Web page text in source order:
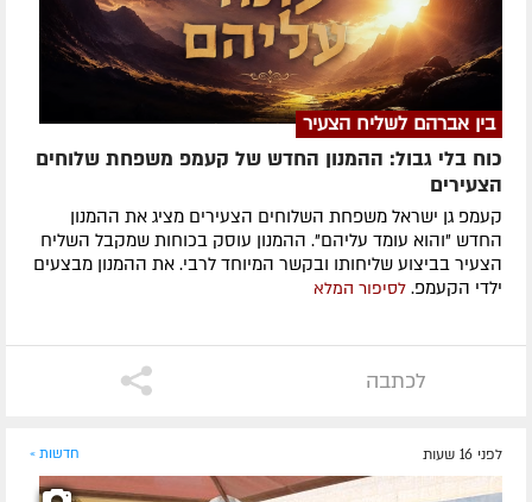
בין אברהם לשליח הצעיר
כוח בלי גבול: ההמנון החדש של קעמפ משפחת שלוחים
הצעירים
קעמפ גן ישראל משפחת השלוחים הצעירים מציג את ההמנון
החדש "והוא עומד עליהם". ההמנון עוסק בכוחות שמקבל השליח
הצעיר בביצוע שליחותו ובקשר המיוחד לרבי. את ההמנון מבצעים
ילדי הקעמפ. לסיפור המלא
לכתבה
לפני 16 שעות חדשות »